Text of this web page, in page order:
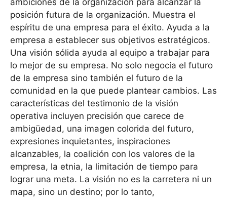
posición futura de la organización. Muestra el
espíritu de una empresa para el éxito. Ayuda a la
empresa a establecer sus objetivos estratégicos.
Una visión sólida ayuda al equipo a trabajar para
lo mejor de su empresa. No solo negocia el futuro
de la empresa sino también el futuro de la
comunidad en la que puede plantear cambios. Las
características del testimonio de la visión
operativa incluyen precisión que carece de
ambigüedad, una imagen colorida del futuro,
expresiones inquietantes, inspiraciones
alcanzables, la coalición con los valores de la
empresa, la etnia, la limitación de tiempo para
lograr una meta. La visión no es la carretera ni un
mapa, sino un destino; por lo tanto,